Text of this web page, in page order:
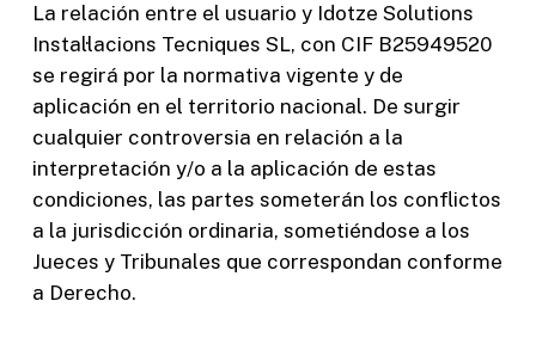
La relación entre el usuario y Idotze Solutions
Instal·lacions Tecniques SL, con CIF B25949520
se regirá por la normativa vigente y de
aplicación en el territorio nacional. De surgir
cualquier controversia en relación a la
interpretación y/o a la aplicación de estas
condiciones, las partes someterán los conflictos
a la jurisdicción ordinaria, sometiéndose a los
Jueces y Tribunales que correspondan conforme
a Derecho.